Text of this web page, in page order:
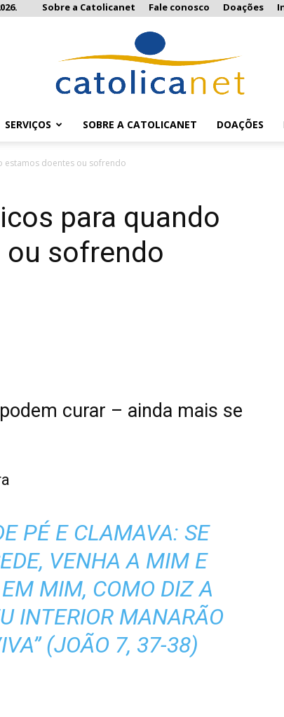
Sobre a Catolicanet Fale conosco Doações
SERVIÇOS SOBRE A CATOLICANET DOAÇÕES
estamos doentes ou sofrendo
para quando
sofrendo
curar – ainda mais se
PÉ E CLAMAVA: SE
VENHA A MIM E
MIM, COMO DIZ A
INTERIOR MANARÃO
(JOÃO 7, 37-38)